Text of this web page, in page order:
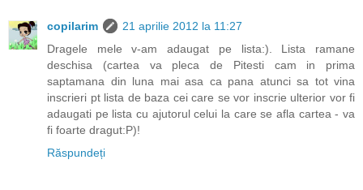
copilarim
21 aprilie 2012 la 11:27
Dragele mele v-am adaugat pe lista:). Lista ramane
deschisa (cartea va pleca de Pitesti cam in prima
saptamana din luna mai asa ca pana atunci sa tot vina
inscrieri pt lista de baza cei care se vor inscrie ulterior vor fi
adaugati pe lista cu ajutorul celui la care se afla cartea - va
fi foarte dragut:P)!
Răspundeți